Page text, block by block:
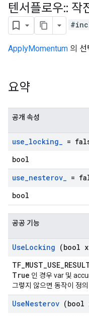
텐서플로우:: 작
ApplyMomentum 의
요약
공개 속성
use_locking_ =
bool
use_nesterov_ =
bool
공공 기능
UseLocking (bool
True 인 경우 var 및
그렇지 않으면 동작이 정
UseNesterov (bool